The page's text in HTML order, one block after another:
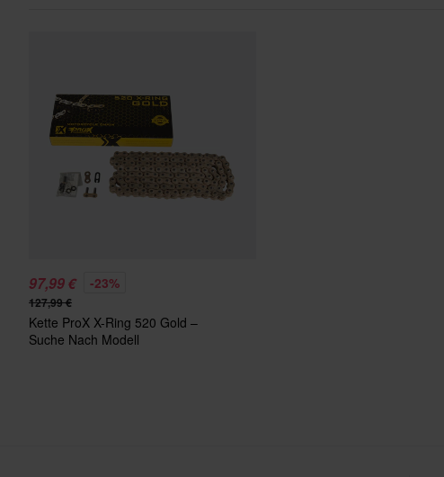
97,99 € -23%
127,99 €
Kette ProX X-Ring 520 Gold –
Suche Nach Modell